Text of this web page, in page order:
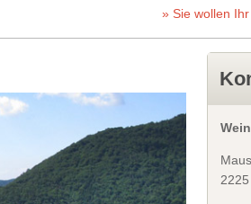
» Sie wollen